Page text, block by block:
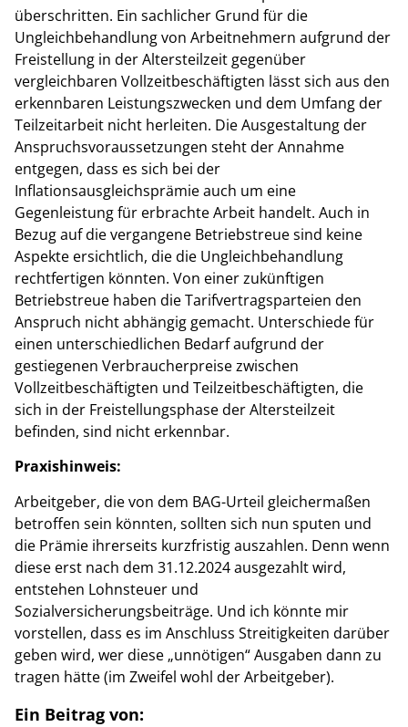
überschritten. Ein sachlicher Grund für die
Ungleichbehandlung von Arbeitnehmern aufgrund der
Freistellung in der Altersteilzeit gegenüber
vergleichbaren Vollzeitbeschäftigten lässt sich aus den
erkennbaren Leistungszwecken und dem Umfang der
Teilzeitarbeit nicht herleiten. Die Ausgestaltung der
Anspruchsvoraussetzungen steht der Annahme
entgegen, dass es sich bei der
Inflationsausgleichsprämie auch um eine
Gegenleistung für erbrachte Arbeit handelt. Auch in
Bezug auf die vergangene Betriebstreue sind keine
Aspekte ersichtlich, die die Ungleichbehandlung
rechtfertigen könnten. Von einer zukünftigen
Betriebstreue haben die Tarifvertragsparteien den
Anspruch nicht abhängig gemacht. Unterschiede für
einen unterschiedlichen Bedarf aufgrund der
gestiegenen Verbraucherpreise zwischen
Vollzeitbeschäftigten und Teilzeitbeschäftigten, die
sich in der Freistellungsphase der Altersteilzeit
befinden, sind nicht erkennbar.
Praxishinweis:
Arbeitgeber, die von dem BAG-Urteil gleichermaßen
betroffen sein könnten, sollten sich nun sputen und
die Prämie ihrerseits kurzfristig auszahlen. Denn wenn
diese erst nach dem 31.12.2024 ausgezahlt wird,
entstehen Lohnsteuer und
Sozialversicherungsbeiträge. Und ich könnte mir
vorstellen, dass es im Anschluss Streitigkeiten darüber
geben wird, wer diese „unnötigen“ Ausgaben dann zu
tragen hätte (im Zweifel wohl der Arbeitgeber).
Ein Beitrag von: